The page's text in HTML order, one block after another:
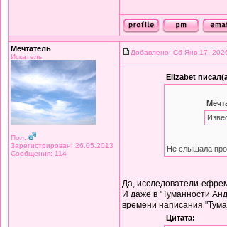
Мечтатель
Искатель
Пол:
Зарегистрирован: 26.05.2013
Сообщения: 114
Добавлено: Сб Янв 17,
Elizabet
Не слышала про
Да, исследователи-
И даже в "Туманности
времени написания
Цитата: